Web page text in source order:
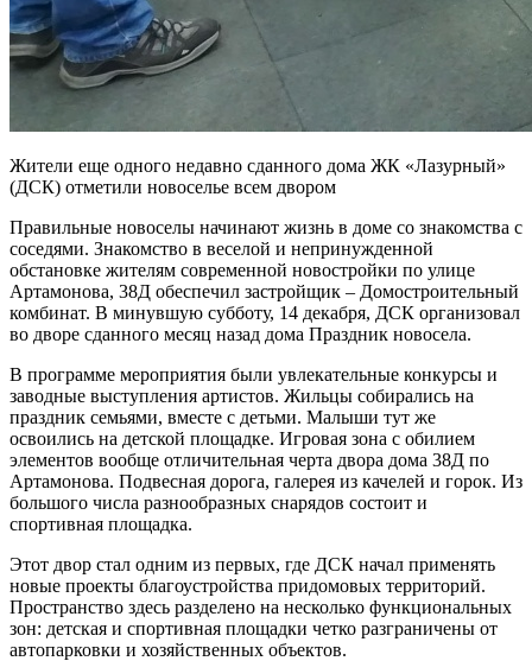
Жители еще одного недавно сданного дома ЖК «Лазурный»
(ДСК) отметили новоселье всем двором
Правильные новоселы начинают жизнь в доме со знакомства с
соседями. Знакомство в веселой и непринужденной
обстановке жителям современной новостройки по улице
Артамонова, 38Д обеспечил застройщик – Домостроительный
комбинат. В минувшую субботу, 14 декабря, ДСК организовал
во дворе сданного месяц назад дома Праздник новосела.
В программе мероприятия были увлекательные конкурсы и
заводные выступления артистов. Жильцы собирались на
праздник семьями, вместе с детьми. Малыши тут же
освоились на детской площадке. Игровая зона с обилием
элементов вообще отличительная черта двора дома 38Д по
Артамонова. Подвесная дорога, галерея из качелей и горок. Из
большого числа разнообразных снарядов состоит и
спортивная площадка.
Этот двор стал одним из первых, где ДСК начал применять
новые проекты благоустройства придомовых территорий.
Пространство здесь разделено на несколько функциональных
зон: детская и спортивная площадки четко разграничены от
автопарковки и хозяйственных объектов.